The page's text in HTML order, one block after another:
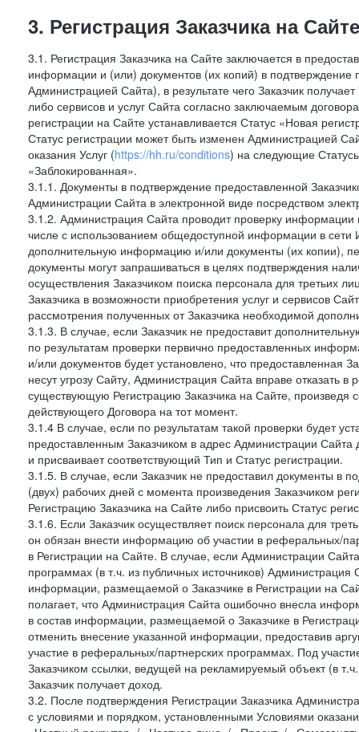
3. Регистрация Заказчика на Сайте
3.1. Регистрация Заказчика на Сайте заключается в
информации и (или) документов (их копий) в
Администрацией Сайта), в результате чего Заказчик
либо сервисов и услуг Сайта согласно заключаемым
регистрации на Сайте устанавливается Статус «Новая
Статус регистрации может быть изменен Администрацией
оказания Услуг (https://hh.ru/conditions) на следующие
«Заблокированная».
3.1.1. Документы в подтверждение предоставленной
Администрации Сайта в электронной виде посредством
3.1.2. Администрация Сайта проводит проверку информации
числе с использованием общедоступной информации в
дополнительную информацию и/или документы (их копии),
документы могут запрашиваться в целях подтверждения
осуществления Заказчиком поиска персонала для третьих
Заказчика в возможности приобретения услуг и сервисов
рассмотрения полученных от Заказчика необходимой
3.1.3. В случае, если Заказчик не предоставит
по результатам проверки первично предоставленных
и/или документов будет установлено, что предоставленная
несут угрозу Сайту, Администрация Сайта вправе отказать
существующую Регистрацию Заказчика на Сайте, произведя
действующего Договора на тот момент.
3.1.4 В случае, если по результатам такой проверки будет
предоставленным Заказчиком в адрес Администрации
и присваивает соответствующий Тип и Статус регистрации.
3.1.5. В случае, если Заказчик не предоставил документы в
(двух) рабочих дней с момента произведения Заказчиком
Регистрацию Заказчика на Сайте либо присвоить Статус
3.1.6. Если Заказчик осуществляет поиск персонала для
он обязан внести информацию об участии в реферальных/
в Регистрации на Сайте. В случае, если Администрации
программах (в т.ч. из публичных источников)
информации, размещаемой о Заказчике в Регистрации на
полагает, что Администрация Сайта ошибочно внесла
в состав информации, размещаемой о Заказчике в
отменить внесение указанной информации, предоставив
участие в реферальных/партнерских программах. Под
Заказчиком ссылки, ведущей на рекламируемый объект (в
Заказчик получает доход.
3.2. После подтверждения Регистрации Заказчика
с условиями и порядком, установленными Условиями